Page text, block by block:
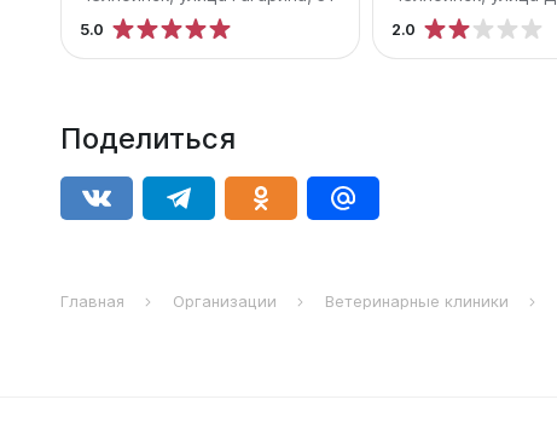
5.0 2.0
Поделиться
Главная Организации Ветеринарные клиники